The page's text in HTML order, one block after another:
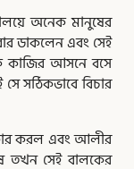
অনেক মানুষের
ডাকলেন এবং সেই
কাজির আসনে বসে
সঠিকভাবে বিচার
করল এবং আলীর
তখন সেই বালকের